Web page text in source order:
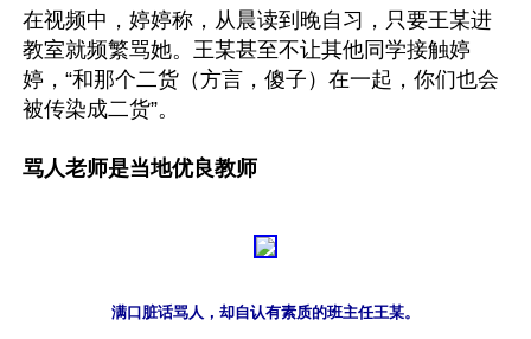
在视频中，婷婷称，从晨读到晚自习，只要王某进
教室就频繁骂她。王某甚至不让其他同学接触婷
婷，“和那个二货（方言，傻子）在一起，你们也会
被传染成二货”。
骂人老师是当地优良教师